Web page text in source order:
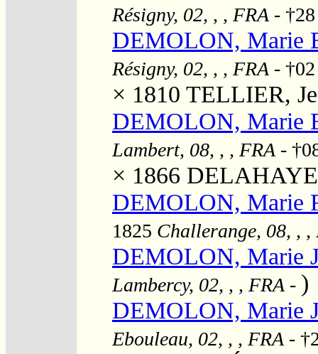
Résigny, 02, , , FRA -
DEMOLON, Marie
Résigny, 02, , , FRA -
× 1810 TELLIER,
DEMOLON, Marie
Lambert, 08, , , FRA -
× 1866
DEMOLON, Marie
1825 Challerange, 08, , ,
DEMOLON, Marie
Lambercy, 02, , , FRA - )
DEMOLON, Marie
Ebouleau, 02, , , FRA -